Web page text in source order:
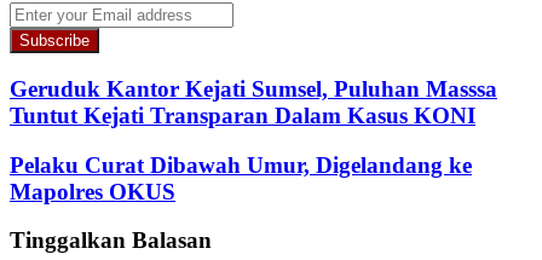
Enter
your
Email
address
Geruduk Kantor Kejati Sumsel, Puluhan Masssa
Tuntut Kejati Transparan Dalam Kasus KONI
Pelaku Curat Dibawah Umur, Digelandang ke
Mapolres OKUS
Tinggalkan Balasan